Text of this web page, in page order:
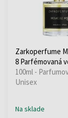
Zarkoperfume
8 Parfémovaná
100ml -
Unisex
Na sklade